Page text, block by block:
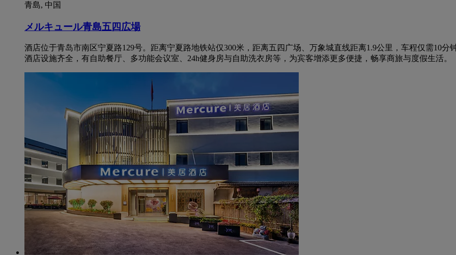
青島, 中国
メルキュール青島五四広場
酒店位于青岛市南区宁夏路129号。距离宁夏路地铁站仅300米，距离五四广场、万象城直线距离1.9公里，车程仅需10分
酒店设施齐全，有自助餐厅、多功能会议室、24h健身房与自助洗衣房等，为宾客增添更多便捷，畅享商旅与度假生活。